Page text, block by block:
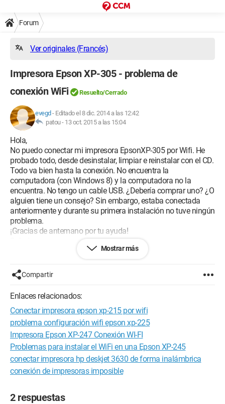
Forum
Ver originales (Francés)
Impresora Epson XP-305 - problema de
conexión WiFi
Resuelto/Cerrado
evegd - Editado el 8 dic. 2014 a las 12:42
patou - 13 oct. 2015 a las 15:04
Hola,
No puedo conectar mi impresora EpsonXP-305 por Wifi. He
probado todo, desde desinstalar, limpiar e reinstalar con el CD.
Todo va bien hasta la conexión. No encuentra la
computadora (con Windows 8) y la computadora no la
encuentra. No tengo un cable USB. ¿Debería comprar uno? ¿O
alguien tiene un consejo? Sin embargo, estaba conectada
anteriormente y durante su primera instalación no tuve ningún
problema.
¡Gracias de antemano por tu ayuda!
Mostrar más
Compartir
Enlaces relacionados:
Conectar impresora epson xp-215 por wifi
problema configuración wifi epson xp-225
Impresora Epson XP-247 Conexión WI-FI
Problemas para instalar el WiFi en una Epson XP-245
conectar impresora hp deskjet 3630 de forma inalámbrica
conexión de impresoras imposible
2 respuestas